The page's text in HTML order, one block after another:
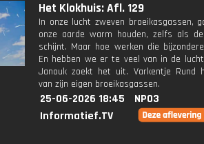
Het Klokhuis: Afl. 129
In onze lucht zweven broeikasgassen,
onze aarde warm houden, zelfs als
schijnt. Maar hoe werken die
En hebben we er te veel van in de
Janouk zoekt het uit. Varkentje Rund
van zijn eigen broeikasgassen.
25-06-2026 18:45
NPO3
Informatief.TV